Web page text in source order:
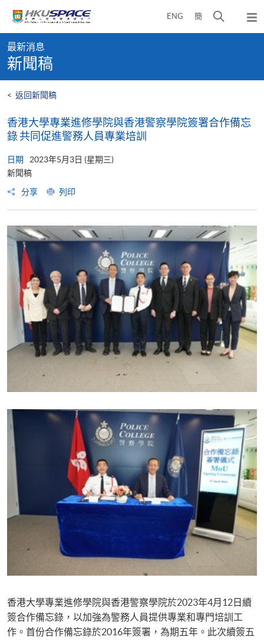
content
ENG 簡
開
彈
出
content
start
最新消息
新聞稿
< 返回新聞稿
香港大學專業進修學院與香港警察學院簽署合作備忘
錄 共同促進警務人員專業培訓
日期
2023年5月3日 (星期三)
新聞稿
分享
列印
香港大學專業進修學院與香港警察學院於2023年4月12日續
簽合作備忘錄，以加強為警務人員提供專業和專門培訓工
作。首份合作備忘錄於2016年簽署，為期五年。此次續簽五